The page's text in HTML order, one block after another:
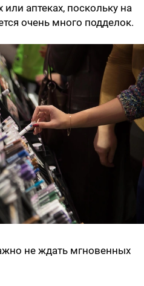
аптеках, поскольку на
очень много подделок.
не ждать мгновенных